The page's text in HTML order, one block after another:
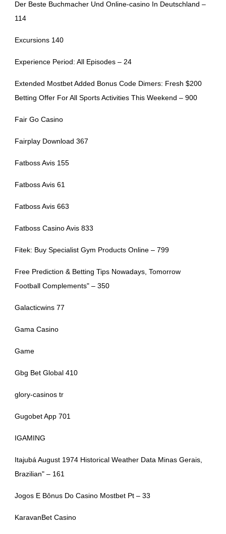
Der Beste Buchmacher Und Online-casino In Deutschland –
114
Excursions 140
Experience Period: All Episodes – 24
Extended Mostbet Added Bonus Code Dimers: Fresh $200
Betting Offer For All Sports Activities This Weekend – 900
Fair Go Casino
Fairplay Download 367
Fatboss Avis 155
Fatboss Avis 61
Fatboss Avis 663
Fatboss Casino Avis 833
Fitek: Buy Specialist Gym Products Online – 799
Free Prediction & Betting Tips Nowadays, Tomorrow
Football Complements" – 350
Galacticwins 77
Gama Casino
Game
Gbg Bet Global 410
glory-casinos tr
Gugobet App 701
IGAMING
Itajubá August 1974 Historical Weather Data Minas Gerais,
Brazilian" – 161
Jogos E Bônus Do Casino Mostbet Pt – 33
KaravanBet Casino